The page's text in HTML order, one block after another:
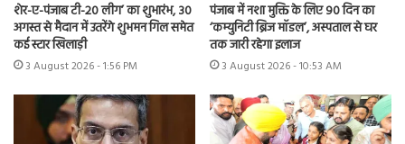
शेर-ए-पंजाब टी-20 लीग’ का शुभारंभ, 30
अगस्त से मैदान में उतरेंगे शुभमन गिल समेत
कई स्टार खिलाड़ी
3 August 2026 - 1:56 PM
पंजाब में नशा मुक्ति के लिए 90 दिन का
‘कम्युनिटी ब्रिज मॉडल’, अस्पताल से घर
तक जारी रहेगा इलाज
3 August 2026 - 10:53 AM